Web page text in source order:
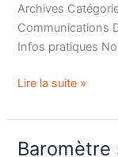
Archives
Communications
Infos pratiques
Lire la suite »
Baromètre
Baromètre